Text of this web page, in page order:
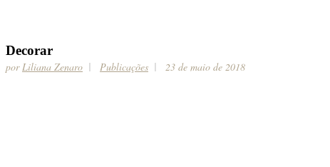
Decorar
por Liliana Zenaro Publicações 23 de maio de 2018